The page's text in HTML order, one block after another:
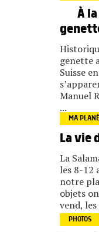
À
genette
Suisse
Manuel
...
MA
La vie
La
les 8-12
notre
objets
vend,
PHOTOS